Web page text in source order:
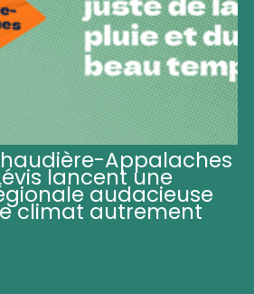
Appalaches
lancent une
audacieuse
climat autrement